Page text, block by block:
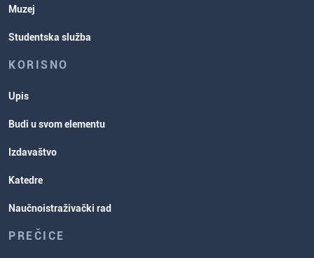
Muzej
Studentska služba
KORISNO
Upis
Budi u svom elementu
Izdavaštvo
Katedre
Naučnoistraživački rad
PREČICE